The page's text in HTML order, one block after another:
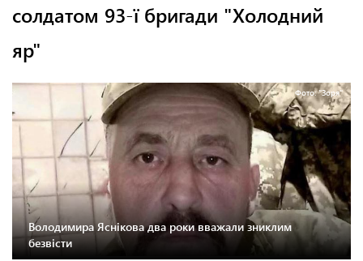
солдатом 93-ї бригади "Холодний
яр"
Фото: "Зоря"
Володимира Яснікова два роки вважали зниклим
безвісти